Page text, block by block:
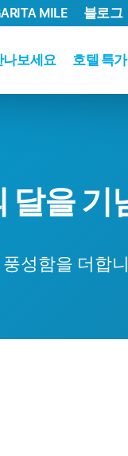
나보세요 호텔 특가
MILE 블로그
달을 기
성함을 더합